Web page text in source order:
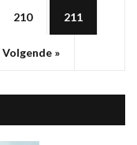
210 211
Volgende »